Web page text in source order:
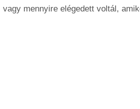
mennyire elégedett voltál,